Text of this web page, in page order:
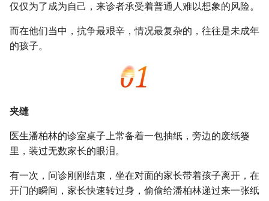
仅仅为了成为自己，来诊者承受着普通人难以想象的风险。
而在他们当中，抗争最艰辛，情况最复杂的，往往是未成年
的孩子。
夹缝
医生潘柏林的诊室桌子上常备着一包抽纸，旁边的废纸篓
里，装过无数家长的眼泪。
有一次，问诊刚刚结束，坐在对面的家长带着孩子离开，在
开门的瞬间，家长快速转过身，偷偷给潘柏林递过来一张纸